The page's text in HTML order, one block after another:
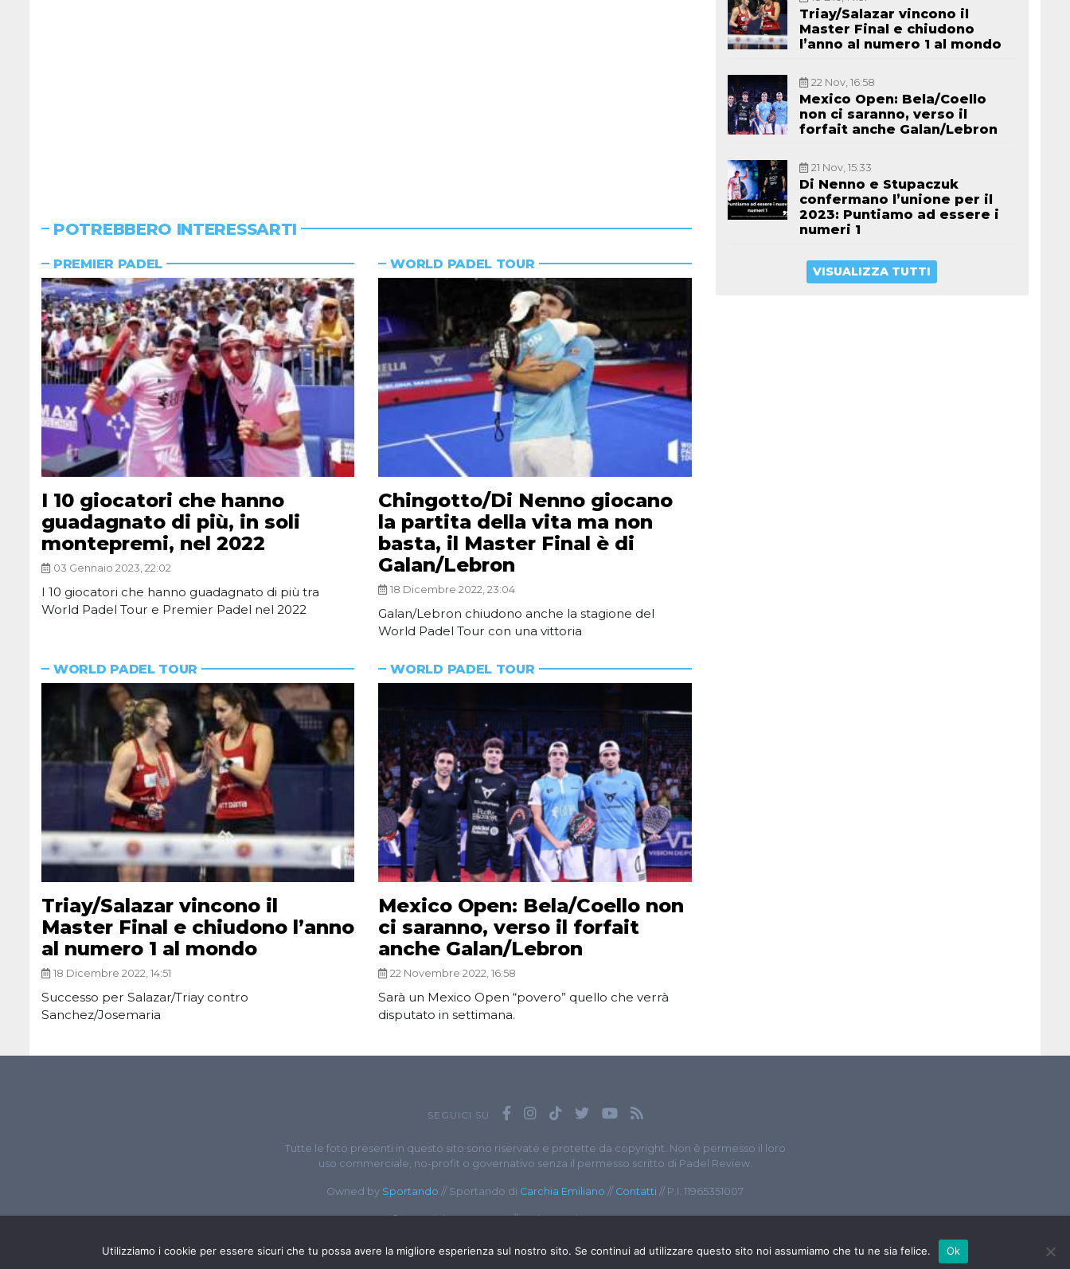
POTREBBERO INTERESSARTI
PREMIER PADEL
I 10 giocatori che hanno
guadagnato di più, in soli
montepremi, nel 2022
03 Gennaio 2023, 22:02
I 10 giocatori che hanno guadagnato di più tra
World Padel Tour e Premier Padel nel 2022
WORLD PADEL TOUR
Chingotto/Di Nenno giocano
la partita della vita ma non
basta, il Master Final è di
Galan/Lebron
18 Dicembre 2022, 23:04
Galan/Lebron chiudono anche la stagione del
World Padel Tour con una vittoria
WORLD PADEL TOUR
Triay/Salazar vincono il
Master Final e chiudono l’anno
al numero 1 al mondo
18 Dicembre 2022, 14:51
Successo per Salazar/Triay contro
Sanchez/Josemaria
WORLD PADEL TOUR
Mexico Open: Bela/Coello non
ci saranno, verso il forfait
anche Galan/Lebron
22 Novembre 2022, 16:58
Sarà un Mexico Open “povero” quello che verrà
disputato in settimana.
Triay/Salazar vincono il
Master Final e chiudono
l’anno al numero 1 al mondo
22 Nov, 16:58
Mexico Open: Bela/Coello
non ci saranno, verso il
forfait anche Galan/Lebron
21 Nov, 15:33
Di Nenno e Stupaczuk
confermano l’unione per il
2023: Puntiamo ad essere i
numeri 1
VISUALIZZA TUTTI
SEGUICI SU
Tutte le foto presenti in questo sito sono riservate e protette da copyright. Non è permesso il loro
uso commerciale, no-profit o governativo senza il permesso scritto di Padel Review.
Owned by Sportando // Sportando di Carchia Emiliano // Contatti // P.I. 11965351007
© Copyright 2020-2026 // Web DeveloperMatteo Manna
Utilizziamo i cookie per essere sicuri che tu possa avere la migliore esperienza sul nostro sito. Se continui ad utilizzare questo sito noi assumiamo che tu ne sia felice. Ok